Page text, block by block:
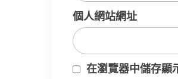
個人網站網址
在瀏覽器中儲存顯